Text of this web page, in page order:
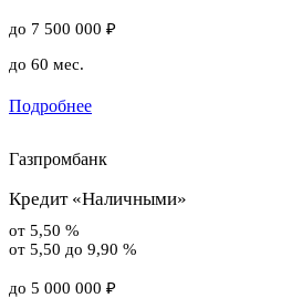
до 7 500 000 ₽
до 60 мес.
Подробнее
Газпромбанк
Кредит «Наличными»
от 5,50 %
от 5,50 до 9,90 %
до 5 000 000 ₽